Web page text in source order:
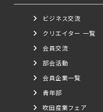
ビジネス交流
クリエイター 一覧
会員交流
部会活動
会員企業一覧
青年部
吹田産業フェア